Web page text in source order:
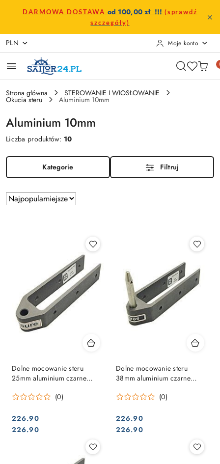
Przejdź do treści głównej
Przejdź do wyszukiwarki
Przejdź do moje konto
Przejdź do menu głównego
Przejdź do stopki
DARMOWA DOSTAWA od 100,00 zł !!! (sprawdź
szczegóły)
PLN Moje konto
Strona główna STEROWANIE I WIOSŁOWANIE
Okucia steru Aluminium 10mm
Aluminium 10mm
Liczba produktów: 10
Kategorie Filtruj
Zastosowano
sortowanie:
Sortuj
według
Dolne mocowanie steru
25mm aluminium czarne
(0)
Cena:
226.90
Cena:
226.90
Dolne mocowanie steru
38mm aluminium czarne
(0)
Cena:
226.90
Cena:
226.90